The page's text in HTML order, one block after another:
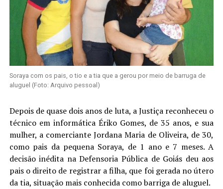
Soraya com os pais, o tio e a tia que a gerou por meio de barruga de
aluguel (Foto: Arquivo pessoal)
Depois de quase dois anos de luta, a Justiça reconheceu o
técnico em informática Ériko Gomes, de 35 anos, e sua
mulher, a comerciante Jordana Maria de Oliveira, de 30,
como pais da pequena Soraya, de 1 ano e 7 meses. A
decisão inédita na Defensoria Pública de Goiás deu aos
pais o direito de registrar a filha, que foi gerada no útero
da tia, situação mais conhecida como barriga de aluguel.